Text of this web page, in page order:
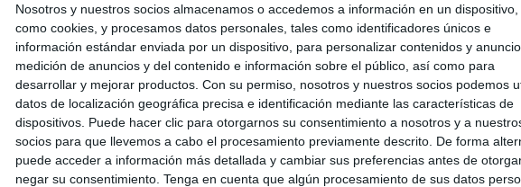
Nosotros y nuestros socios almacenamos o accedemos a información en un dispositivo,
como cookies, y procesamos datos personales, tales como identificadores únicos e
información estándar enviada por un dispositivo, para personalizar contenidos y
medición de anuncios y del contenido e información sobre el público, así como para
desarrollar y mejorar productos. Con su permiso, nosotros y nuestros socios podemos
datos de localización geográfica precisa e identificación mediante las características de
dispositivos. Puede hacer clic para otorgarnos su consentimiento a nosotros y a
socios para que llevemos a cabo el procesamiento previamente descrito. De forma
puede acceder a información más detallada y cambiar sus preferencias antes de
negar su consentimiento. Tenga en cuenta que algún procesamiento de sus datos